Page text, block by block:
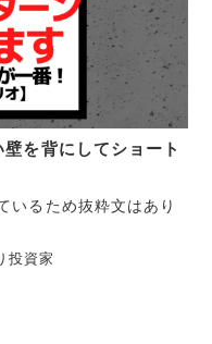
を背にしてショート
いるため抜粋文はあり
投資家